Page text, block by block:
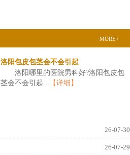
MORE+
洛阳包皮包茎会不会引起
洛阳哪里的医院男科好?洛阳包皮包
茎会不会引起...
【详细】
26-07-30
26-07-29